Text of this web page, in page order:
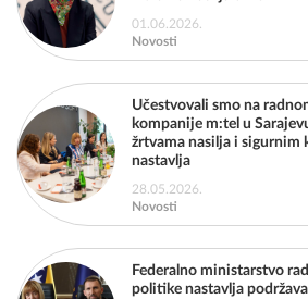
01.06.2026.
Novosti
28.05.2026.
Novosti
Učestvovali smo na
kompanije m:tel u
žrtvama nasilja i sigurnim
nastavlja
Federalno ministarstvo
politike nastavlja